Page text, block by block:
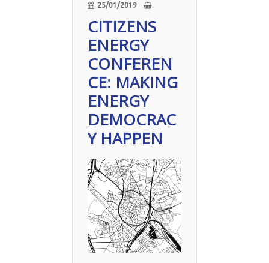
25/01/2019
CITIZENS
ENERGY
CONFEREN
CE: MAKING
ENERGY
DEMOCRAC
Y HAPPEN